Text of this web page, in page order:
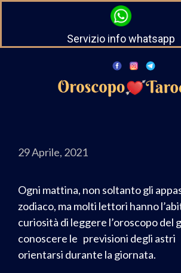
Servizio info whatsapp
29 Aprile, 2021
Ogni mattina, non soltanto gli
zodiaco, ma molti lettori hanno
curiosità di leggere l’oroscopo del
conoscere le previsioni degli astri
orientarsi durante la giornata.